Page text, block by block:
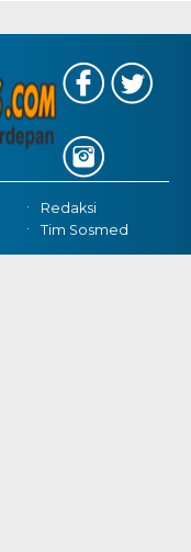
Redaksi
Tim Sosmed